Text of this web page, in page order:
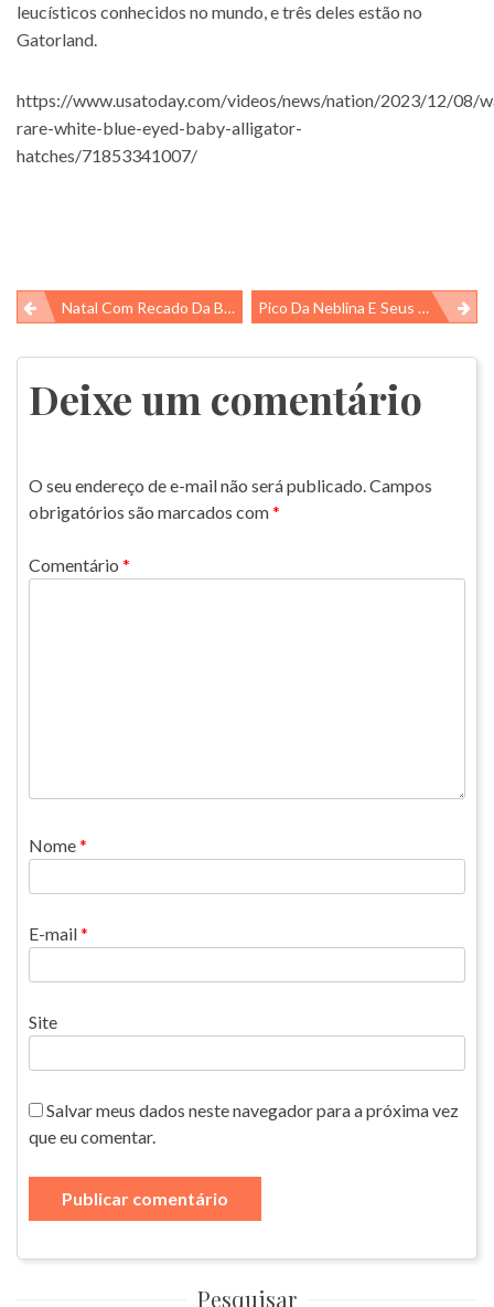
leucísticos conhecidos no mundo, e três deles estão no
Gatorland.
https://www.usatoday.com/videos/news/nation/2023/12/08/
rare-white-blue-eyed-baby-alligator-
hatches/71853341007/
Navegação
de
Post
Natal Com Recado Da Bicharada… Pico Da Neblina E Seus Sapos!!!
Deixe um comentário
O seu endereço de e-mail não será publicado.Campos
obrigatórios são marcados com*
Comentário *
Nome*
E-mail*
Site
Salvar meus dados neste navegador para a próxima vez
que eu comentar.
Pesquisar